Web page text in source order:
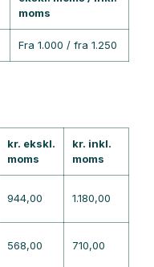
moms
Fra 1.000 / fra 1.250
kr. ekskl.
moms
kr. inkl.
moms
944,00 1.180,00
568,00 710,00